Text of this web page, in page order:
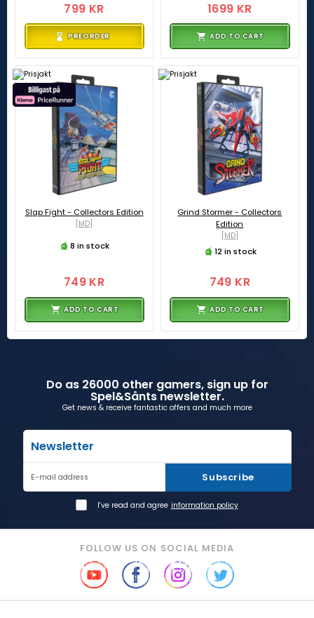
799 KR
PREORDER
1699 KR
ADD TO CART
Slap Fight - Collectors Edition
[MD]
8 in stock
749 KR
ADD TO CART
Grind Stormer - Collectors
Edition
[MD]
12 in stock
749 KR
ADD TO CART
Do as 26000 other gamers, sign up for
Spel&Sånts newsletter.
Get news & receive fantastic offers and much more
Newsletter
E-mail address Subscribe
I've read and agree information policy
FOLLOW US ON SOCIAL MEDIA